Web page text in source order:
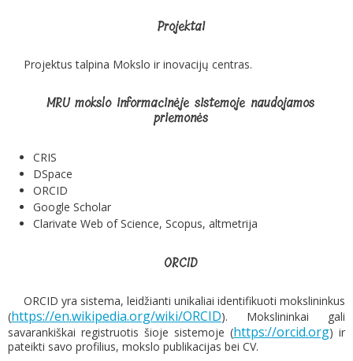
Projektai
Projektus talpina Mokslo ir inovacijų centras.
MRU mokslo informacinėje sistemoje naudojamos
priemonės
CRIS
DSpace
ORCID
Google Scholar
Clarivate Web of Science, Scopus, altmetrija
ORCID
ORCID yra sistema, leidžianti unikaliai identifikuoti mokslininkus
(https://en.wikipedia.org/wiki/ORCID). Mokslininkai gali
savarankiškai registruotis šioje sistemoje (https://orcid.org) ir
pateikti savo profilius, mokslo publikacijas bei CV.